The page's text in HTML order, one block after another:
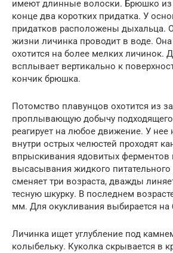
имеют длинные волоски. Брюшко из
конце два коротких придатка. У
придатков расположены дыхальца.
жизни личинка проводит в воде.
охотится на более мелких личинок.
всплывает вертикально к
кончик брюшка.
Потомство плавунцов охотится из
проплывающую добычу
реагирует на любое движение. У нее
внутри острых челюстей проходят
впрыскивания ядовитых ферментов
высасывания жидкого
сменяет три возраста, дважды
тесную шкурку. В последнем
мм. Для окукливания выбирается на
Личинка ищет углубление под
колыбельку. Куколка скрывается в